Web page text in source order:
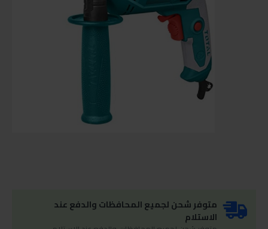
متوفر شحن لجميع المحافظات والدفع عند
الاستلام